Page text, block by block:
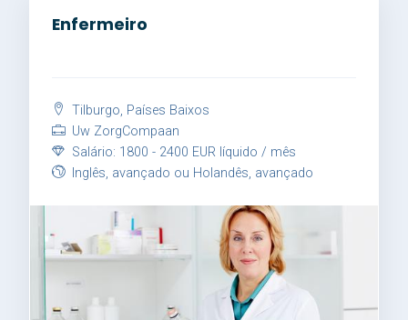
Enfermeiro
Tilburgo, Países Baixos
Uw ZorgCompaan
Salário: 1800 - 2400 EUR líquido / mês
Inglês, avançado ou Holandês, avançado